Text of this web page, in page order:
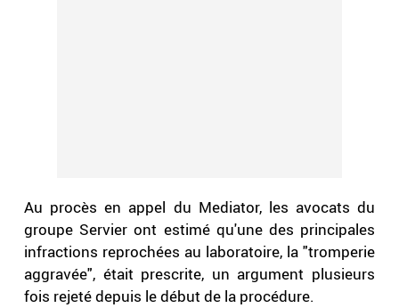
Au procès en appel du Mediator, les avocats du
groupe Servier ont estimé qu'une des principales
infractions reprochées au laboratoire, la "tromperie
aggravée", était prescrite, un argument plusieurs
fois rejeté depuis le début de la procédure.